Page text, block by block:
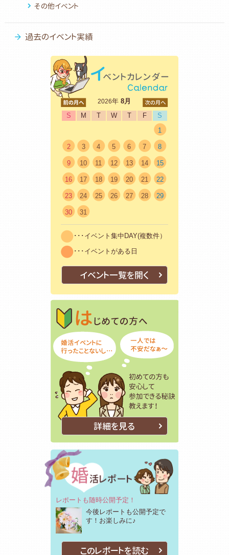
その他イベント
過去のイベント実績
2026年8月
S
M T W T F
S
1
2 3 4 5 6 7 8
9 10 11 12 13 14 15
16 17 18 19 20 21 22
23 24 25 26 27 28 29
30 31
･･･イベント集中DAY(複数件）
･･･イベントがある日
イベント一覧を開く
はじめての方
詳細を見る
レポートも随時公開予定！
今後レポートも公開予定で
す！お楽しみに♪
このレポートを読む